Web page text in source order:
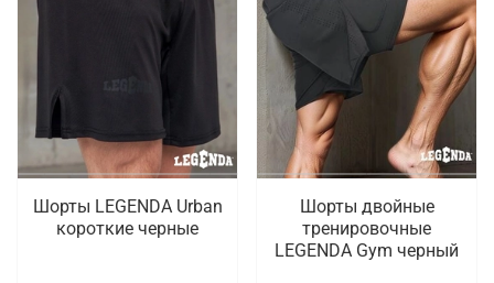
Шорты LEGENDA Urban
короткие черные
Шорты двойные
тренировочные
LEGENDA Gym черный